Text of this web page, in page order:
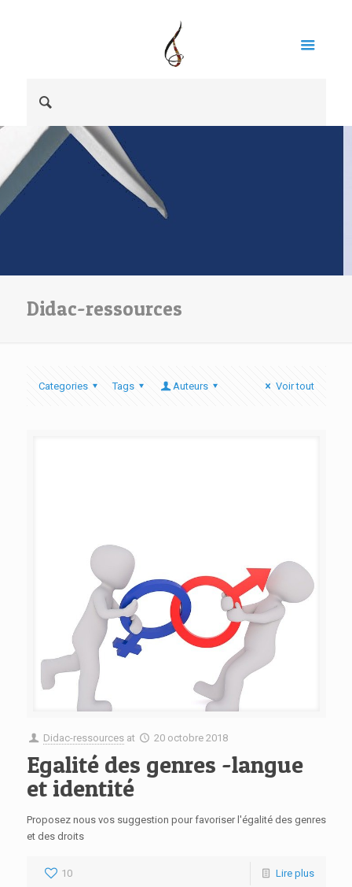
Didac-ressources
Categories Tags Auteurs Voir tout
Didac-ressources at 20 octobre 2018
Egalité des genres -langue
et identité
Proposez nous vos suggestion pour favoriser l'égalité des genres
et des droits
10 Lire plus